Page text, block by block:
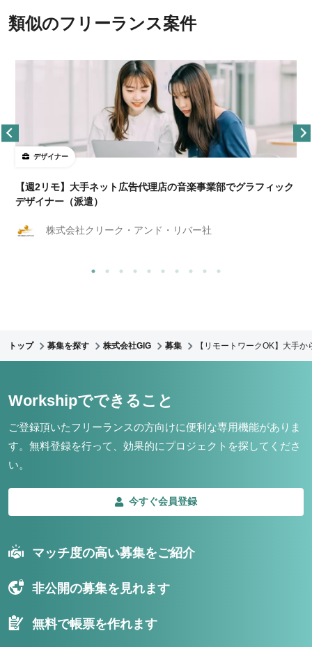
類似のフリーランス案件
デザイナー
【週2リモ】大手ネット広告代理店の音楽事業部でグラフィック
デザイナー（派遣）
株式会社クリーク・アンド・リバー社
トップ 募集を探す 株式会社GIG 募集 【リモートワークOK】大手
Workshipでできること
ご登録頂いたフリーランスの方向けに便利な専用機能がありま
す。 無料登録を行って、効果的にプロジェクトを探してくださ
い。
今すぐ会員登録
マッチ度の高い募集をご紹介
非公開の募集を見れます
無料で帳票を作れます